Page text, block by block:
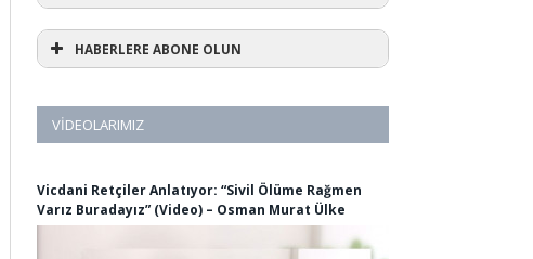
HABERLERE ABONE OLUN
VIDEOLARIMIZ
Vicdani Retçiler Anlatıyor: “Sivil Ölüme Rağmen
Varız Buradayız” (Video) – Osman Murat Ülke